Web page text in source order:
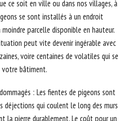
ce soit en ville ou dans nos villages, à
se sont installés à un endroit
parcelle disponible en hauteur.
peut vite devenir ingérable avec
voire centaines de volatiles qui se
bâtiment.
: Les fientes de pigeons sont
déjections qui coulent le long des murs
la pierre durablement. Le coût pour un